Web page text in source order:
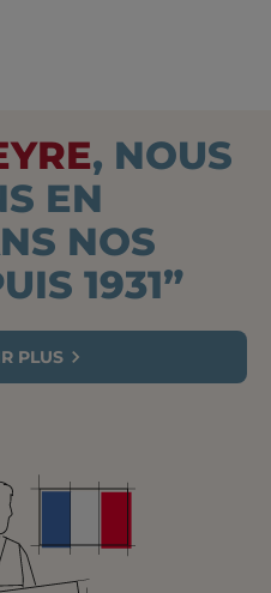
, NOUS
EN
NOS
1931”
PLUS